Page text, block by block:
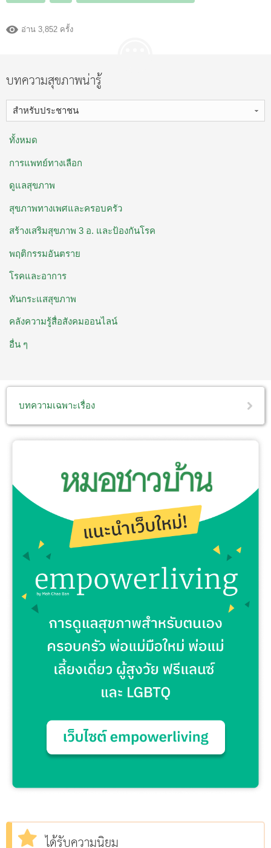
อ่าน 3,852 ครั้ง
บทความสุขภาพน่ารู้
สำหรับประชาชน
ทั้งหมด
การแพทย์ทางเลือก
ดูแลสุขภาพ
สุขภาพทางเพศและครอบครัว
สร้างเสริมสุขภาพ 3 อ. ​และป้องกันโรค
พฤติกรรมอันตราย
โรคและอาการ
ทันกระแสสุขภาพ
คลังความรู้สื่อสังคมออนไลน์
อื่น ๆ
บทความเฉพาะเรื่อง